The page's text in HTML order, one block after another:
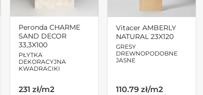
Peronda CHARME
SAND DECOR
33,3X100
PŁYTKA
DEKORACYJNA
KWADRACIKI
231 zł/m2
Vitacer AMBERLY
NATURAL 23X120
GRESY
DREWNOPODOBNE
JASNE
110.79 zł/m2